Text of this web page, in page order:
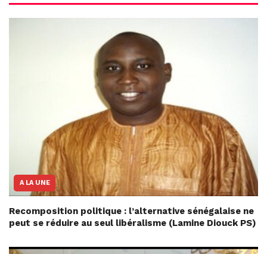
A LA UNE
Recomposition politique : l’alternative sénégalaise ne
peut se réduire au seul libéralisme (Lamine Diouck PS)